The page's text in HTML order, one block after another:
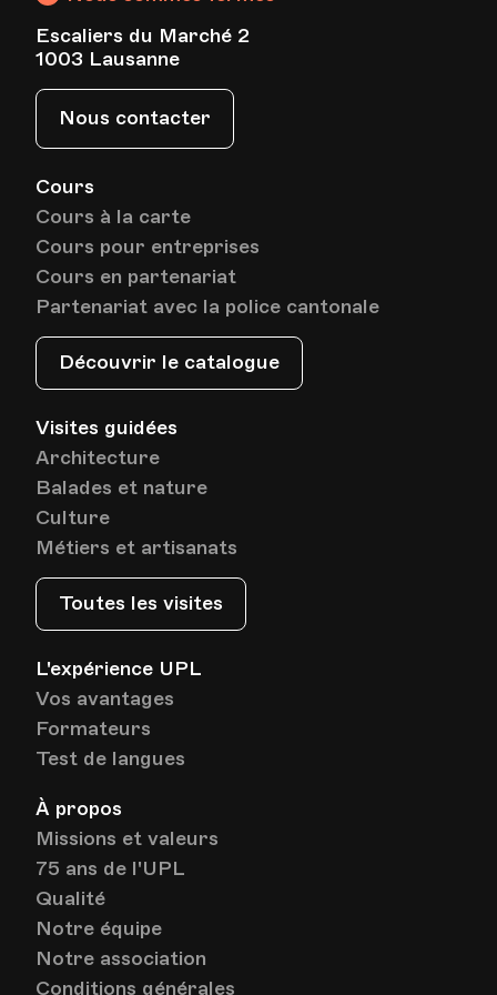
Date23.05.2023
Lieu
HEP - Haute Ecole Pédagogique - Salle 816
1005, Lausanne
Date
Lieu1005, Lausanne
Av. de Cour 33
Date06.06.2023
Lieu
HEP - Haute Ecole Pédagogique - Salle 816
1005, Lausanne
Date13.06.2023
HEP - Haute Ecole Pédagogique - Salle 816
1005, Lausanne
Av. de Cour 33
Lieu
HEP - Haute Ecole Pédagogique - Salle 816
1005, Lausanne
Av. de Cour 33
Cours
Cours à la carte
Cours pour entreprises
Cours en partenariat
Partenariat avec la police cantonale
Découvrir le catalogue
Visites guidées
Architecture
Balades et nature
Culture
Métiers et artisanats
Toutes les visites
L'expérience UPL
Vos avantages
Formateurs
Test de langues
À propos
Missions et valeurs
75 ans de l'UPL
Qualité
Notre équipe
Notre association
Conditions générales
Escaliers du Marché 2
1003 Lausanne
Nous contacter